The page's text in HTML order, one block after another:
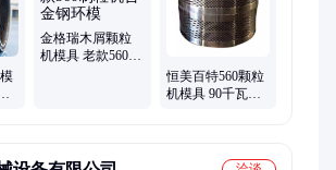
烘干机、大型生物质颗粒机厂家、章丘颗粒机
颗粒机、牛羊饲料颗粒机、脉冲除尘器、焊烟
器、颗粒取暖炉、生物质颗粒水暖炉
金格瑞木屑颗粒
机模具 老款560制
恒美百特560颗粒
机模具 90千瓦木